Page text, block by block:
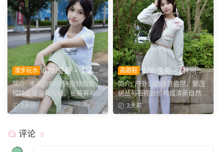
漫步玩水 879/夏夏 ~【漫步
磨袜】80分钟视频拍摄，模
特穿丝质船袜踩水踩泥，对焦
袜子磨损变化镜头。
简介: 本次为80分钟视频拍摄，
模特夏夏身着短袖、长裤裤与丝
质船袜，修整干净脚趾...
2天前
高跟鞋 878/兔兔~【林间甜
序】公园翠色环绕，粉白装
束，动静间尽显少女娇柔风
姿。
简介: 户外公园绿意盎然，繁茂
树丛与石砌台阶构成清新自然环
境。兔兔身着白调小香...
3天前
评论 0